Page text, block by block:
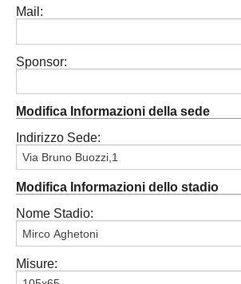
Mail:
Sponsor:
Modifica Informazioni della sede
Indirizzo Sede:
Modifica Informazioni dello stadio
Nome Stadio:
Misure: